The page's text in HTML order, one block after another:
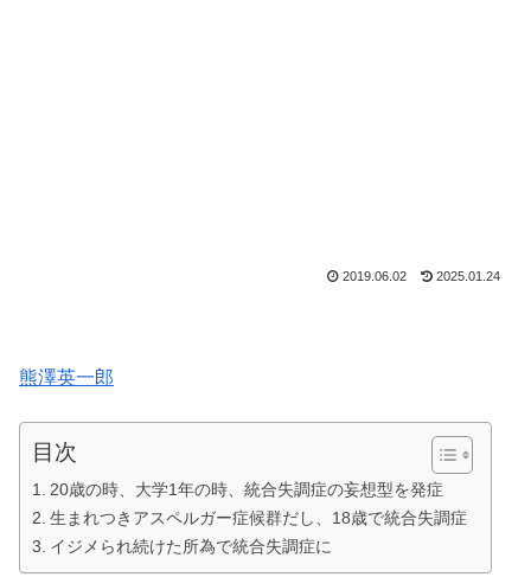
2019.06.02 2025.01.24
熊澤英一郎
目次
20歳の時、大学1年の時、統合失調症の妄想型を発症
生まれつきアスペルガー症候群だし、18歳で統合失調症
イジメられ続けた所為で統合失調症に